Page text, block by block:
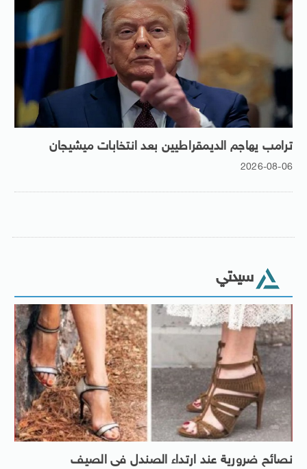
ترامب يهاجم الديمقراطيين بعد انتخابات ميشيجان
2026-08-06
سيدتي
نصائح ضرورية عند ارتداء الصندل فى الصيف